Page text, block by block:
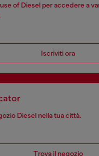
of Diesel per accedere a
Iscriviti ora
Diesel nella tua città.
Trova il negozio